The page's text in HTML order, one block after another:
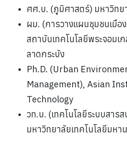
ศศ.บ. (ภูมิศาสตร์) มหาวิทย
ผม. (การวางแผนชุมชนเมือ
สถาบันเทคโนโลยีพระจอมเ
ลาดกระบัง
Ph.D. (Urban
Management), Asian
Technology
วท.บ. (เทคโนโลยีระบบสาร
มหาวิทยาลัยเทคโนโลยีมหา